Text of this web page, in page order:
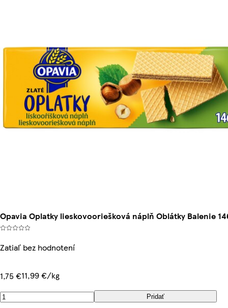
Opavia Oplatky lieskovooriešková náplň Oblátky Balenie
Zatiaľ bez hodnotení
1,75 €11,99 €/kg
Pridať